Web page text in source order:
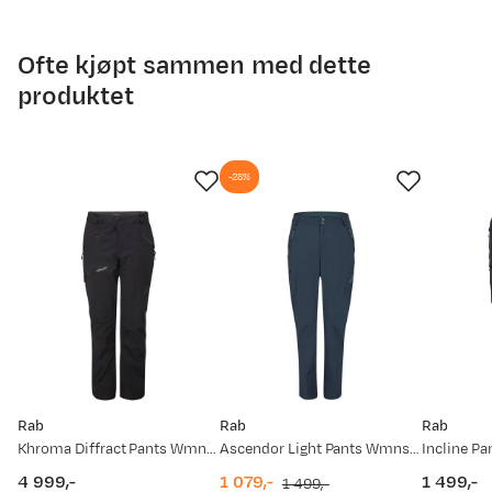
08.08.2025
Ofte kjøpt sammen med dette
produktet
Rab
Khroma Diffract Pants Wmns Black
4 999,-
Rab
Ascendor Light Pants Wmns Tempest Blue
-28%
1 079,- 1 499,-
Rab
Incline
1 499,-